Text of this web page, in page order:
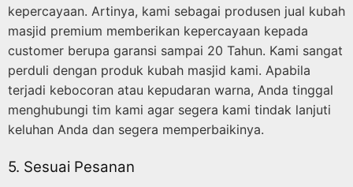
kepercayaan. Artinya, kami sebagai produsen jual kubah
masjid premium memberikan kepercayaan kepada
customer berupa garansi sampai 20 Tahun. Kami sangat
perduli dengan produk kubah masjid kami. Apabila
terjadi kebocoran atau kepudaran warna, Anda tinggal
menghubungi tim kami agar segera kami tindak lanjuti
keluhan Anda dan segera memperbaikinya.
5. Sesuai Pesanan